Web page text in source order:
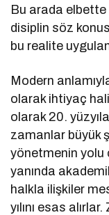
Bu arada
disiplin söz
bu realite
Modern
olarak ihtiyaç
olarak 20.
zamanlar büyük
yönetmenin yolu
yanında
halkla ilişkiler
yılını esas